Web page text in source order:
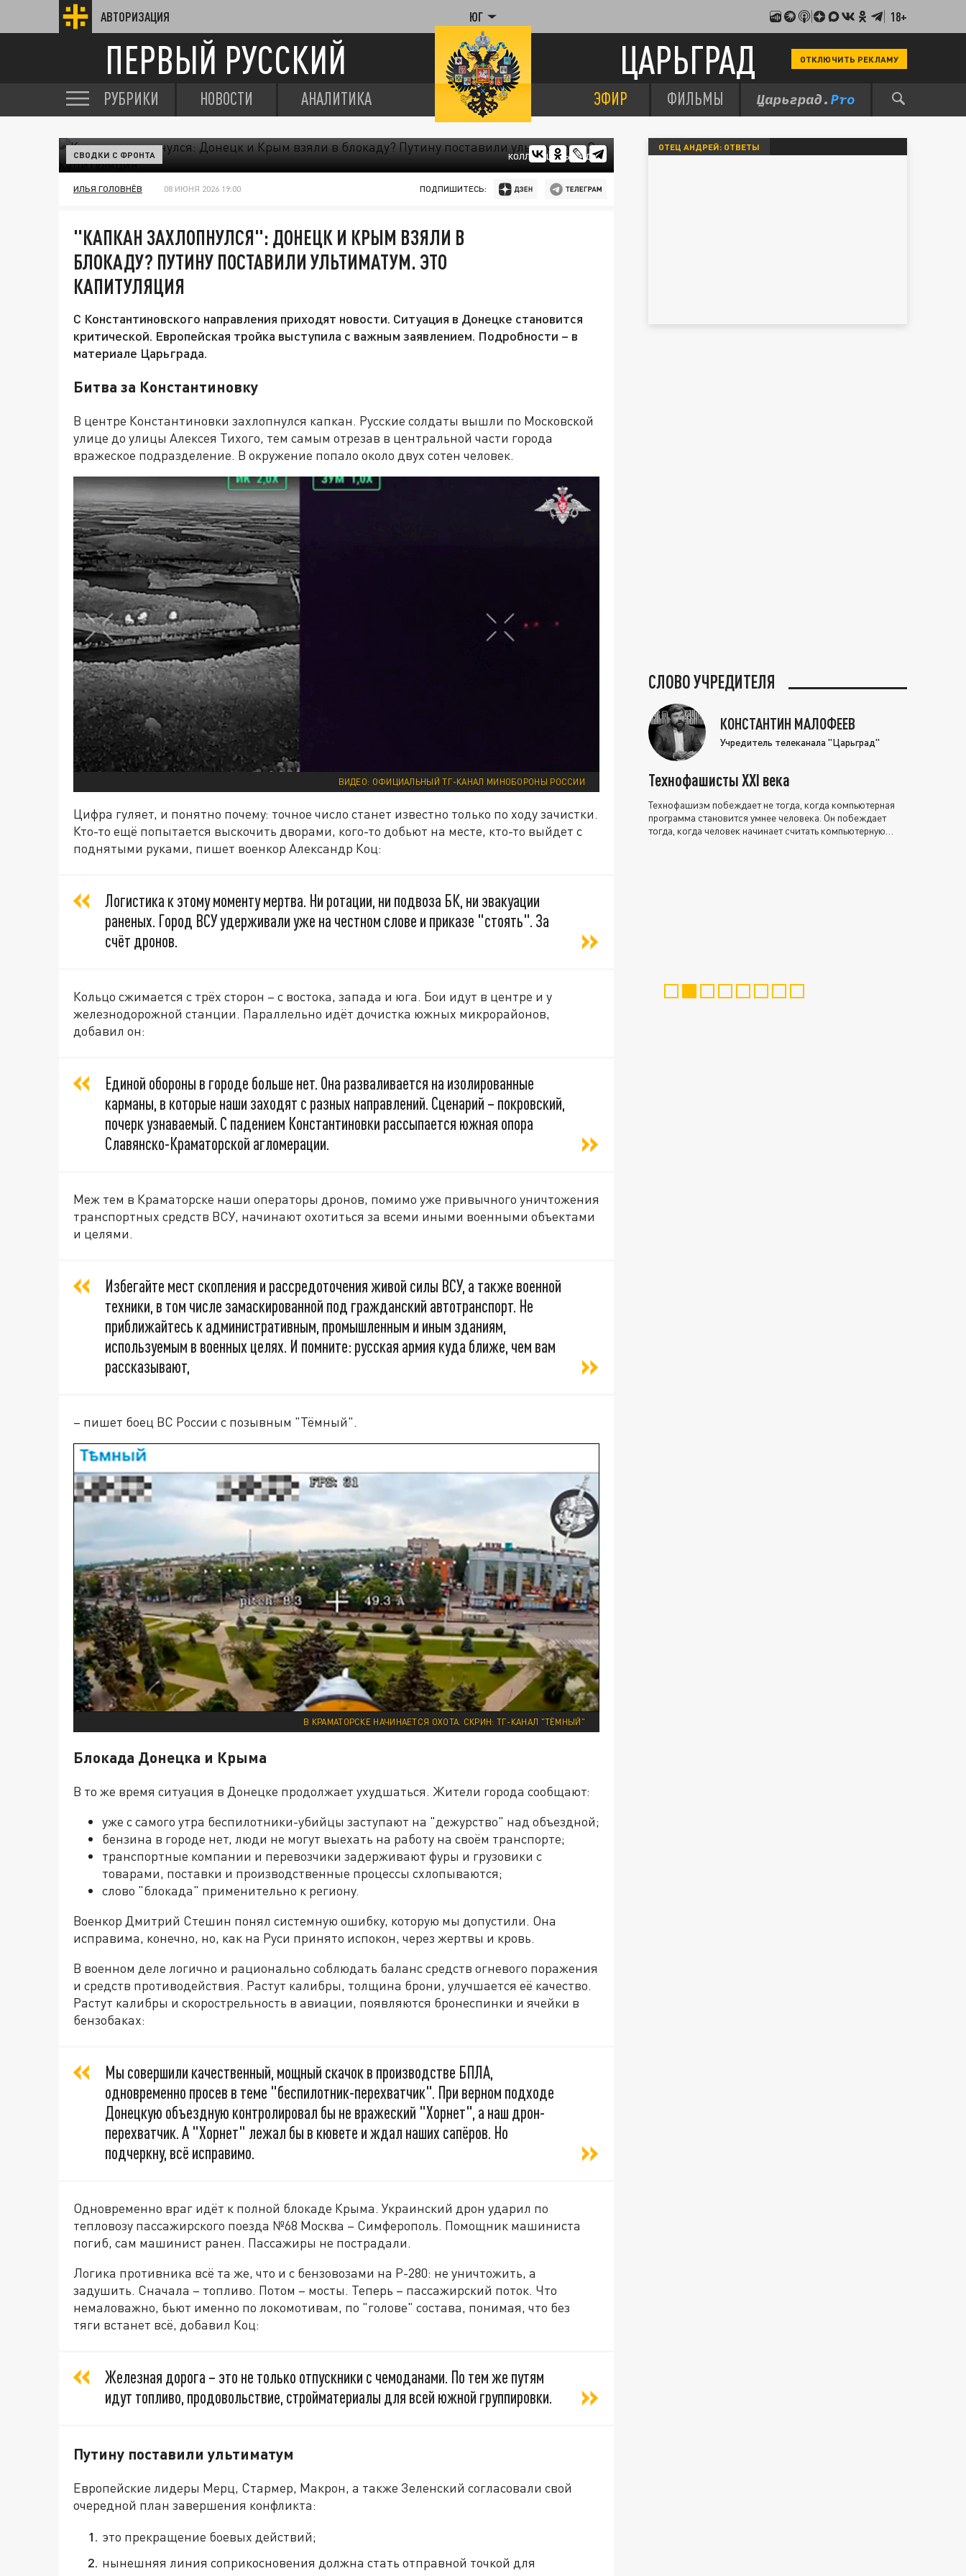
АВТОРИЗАЦИЯ ЮГ 18+
ПЕРВЫЙ РУССКИЙ ЦАРЬГРАД ОТКЛЮЧИТЬ РЕКЛАМУ
РУБРИКИ НОВОСТИ АНАЛИТИКА ЭФИР ФИЛЬМЫ
КОЛЛАЖ ЦАРЬГРАДА.
СВОДКИ С ФРОНТА
ИЛЬЯ ГОЛОВНЁВ 08 ИЮНЯ 2026 19:00 ПОДПИШИТЕСЬ:
"КАПКАН ЗАХЛОПНУЛСЯ": ДОНЕЦК И КРЫМ ВЗЯЛИ В
БЛОКАДУ? ПУТИНУ ПОСТАВИЛИ УЛЬТИМАТУМ. ЭТО
КАПИТУЛЯЦИЯ
С Константиновского направления приходят новости. Ситуация в Донецке становится
критической. Европейская тройка выступила с важным заявлением. Подробности – в
материале Царьграда.
Битва за Константиновку
В центре Константиновки захлопнулся капкан. Русские солдаты вышли по Московской
улице до улицы Алексея Тихого, тем самым отрезав в центральной части города
вражеское подразделение. В окружение попало около двух сотен человек.
ВИДЕО: ОФИЦИАЛЬНЫЙ ТГ-КАНАЛ МИНОБОРОНЫ РОССИИ
Цифра гуляет, и понятно почему: точное число станет известно только по ходу зачистки.
Кто-то ещё попытается выскочить дворами, кого-то добьют на месте, кто-то выйдет с
поднятыми руками, пишет военкор Александр Коц:
Логистика к этому моменту мертва. Ни ротации, ни подвоза БК, ни эвакуации
раненых. Город ВСУ удерживали уже на честном слове и приказе "стоять". За
счёт дронов.
Кольцо сжимается с трёх сторон – с востока, запада и юга. Бои идут в центре и у
железнодорожной станции. Параллельно идёт дочистка южных микрорайонов,
добавил он:
Единой обороны в городе больше нет. Она разваливается на изолированные
карманы, в которые наши заходят с разных направлений. Сценарий – покровский,
почерк узнаваемый. С падением Константиновки рассыпается южная опора
Славянско-Краматорской агломерации.
Меж тем в Краматорске наши операторы дронов, помимо уже привычного уничтожения
транспортных средств ВСУ, начинают охотиться за всеми иными военными объектами
и целями.
Избегайте мест скопления и рассредоточения живой силы ВСУ, а также военной
техники, в том числе замаскированной под гражданский автотранспорт. Не
приближайтесь к административным, промышленным и иным зданиям,
используемым в военных целях. И помните: русская армия куда ближе, чем вам
рассказывают,
– пишет боец ВС России с позывным "Тёмный".
В КРАМАТОРСКЕ НАЧИНАЕТСЯ ОХОТА. СКРИН: ТГ-КАНАЛ "ТЁМНЫЙ"
Блокада Донецка и Крыма
В то же время ситуация в Донецке продолжает ухудшаться. Жители города сообщают:
уже с самого утра беспилотники-убийцы заступают на "дежурство" над объездной;
бензина в городе нет, люди не могут выехать на работу на своём транспорте;
транспортные компании и перевозчики задерживают фуры и грузовики с
товарами, поставки и производственные процессы схлопываются;
слово "блокада" применительно к региону.
Военкор Дмитрий Стешин понял системную ошибку, которую мы допустили. Она
исправима, конечно, но, как на Руси принято испокон, через жертвы и кровь.
В военном деле логично и рационально соблюдать баланс средств огневого поражения
и средств противодействия. Растут калибры, толщина брони, улучшается её качество.
Растут калибры и скорострельность в авиации, появляются бронеспинки и ячейки в
бензобаках:
Мы совершили качественный, мощный скачок в производстве БПЛА,
одновременно просев в теме "беспилотник-перехватчик". При верном подходе
Донецкую объездную контролировал бы не вражеский "Хорнет", а наш дрон-
перехватчик. А "Хорнет" лежал бы в кювете и ждал наших сапёров. Но
подчеркну, всё исправимо.
Одновременно враг идёт к полной блокаде Крыма. Украинский дрон ударил по
тепловозу пассажирского поезда №68 Москва – Симферополь. Помощник машиниста
погиб, сам машинист ранен. Пассажиры не пострадали.
Логика противника всё та же, что и с бензовозами на Р-280: не уничтожить, а
задушить. Сначала – топливо. Потом – мосты. Теперь – пассажирский поток. Что
немаловажно, бьют именно по локомотивам, по "голове" состава, понимая, что без
тяги встанет всё, добавил Коц:
Железная дорога – это не только отпускники с чемоданами. По тем же путям
идут топливо, продовольствие, стройматериалы для всей южной группировки.
Путину поставили ультиматум
Европейские лидеры Мерц, Стармер, Макрон, а также Зеленский согласовали свой
очередной план завершения конфликта:
это прекращение боевых действий;
нынешняя линия соприкосновения должна стать отправной точкой для
ОТЕЦ АНДРЕЙ: ОТВЕТЫ
СЛОВО УЧРЕДИТЕЛЯ
КОНСТАНТИН МАЛОФЕЕВ
Учредитель телеканала "Царьград"
Технофашисты XXI века
Технофашизм побеждает не тогда, когда компьютерная
программа становится умнее человека. Он побеждает
тогда, когда человек начинает считать компьютерную